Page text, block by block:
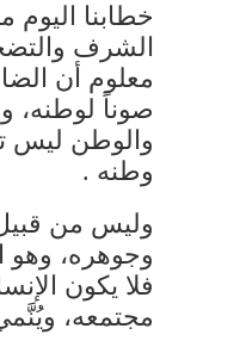
خطابنا
الشرف
معلوم أن
صوناً لوطنه،
والوطن ليس
وطنه .
وليس من قبيل
وجوهره، وهو
فلا يكون
مجتمعه،